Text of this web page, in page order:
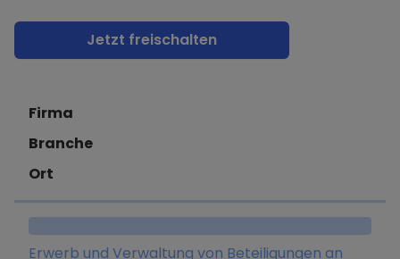
Jetzt freischalten
Firma
Branche
Ort
Erwerb und Verwaltung von Beteiligungen an